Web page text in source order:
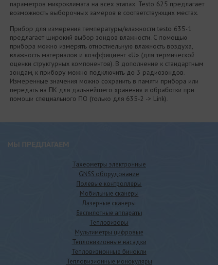
параметров микроклимата на всех этапах. Testo 625 предлагает
возможность выборочных замеров в соответствующих местах.
Прибор для измерения температуры/влажности testo 635-1
предлагает широкий выбор зондов влажности. С помощью
прибора можно измерять отностиельную влажность воздуха,
влажность материалов и коэффициент «U» (для термической
оценки структурных компонентов). В дополнение к стандартным
зондам, к прибору можно подключить до 3 радиозондов.
Измеренные значения можно сохранить в памяти прибора или
передать на ПК для дальнейшего хранения и обработки при
помощи специального ПО (только для 635-2 -> Link).
МЫ ПРЕДЛАГАЕМ
Тахеометры электронные
GNSS оборудование
Полевые контроллеры
Мобильные сканеры
Лазерные сканеры
Беспилотные аппараты
Тепловизоры
Мультиметры цифровые
Тепловизионные насадки
Тепловизионные бинокли
Тепловизионные монокуляры